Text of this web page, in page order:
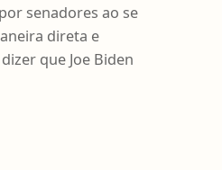
senadores ao se
direta e
que Joe Biden